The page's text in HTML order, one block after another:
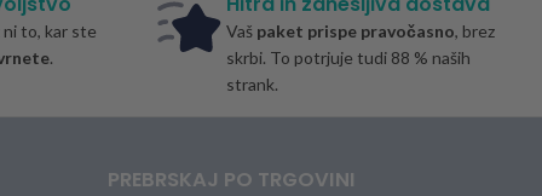
ni to, kar ste
.
Vaš paket prispe pravočasno, brez
skrbi. To potrjuje tudi 88 % naših
strank.
PREBRSKAJ PO TRGOVINI